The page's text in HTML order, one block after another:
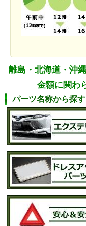
離島・北海道・沖
金額に関わ
パーツ名称から探す